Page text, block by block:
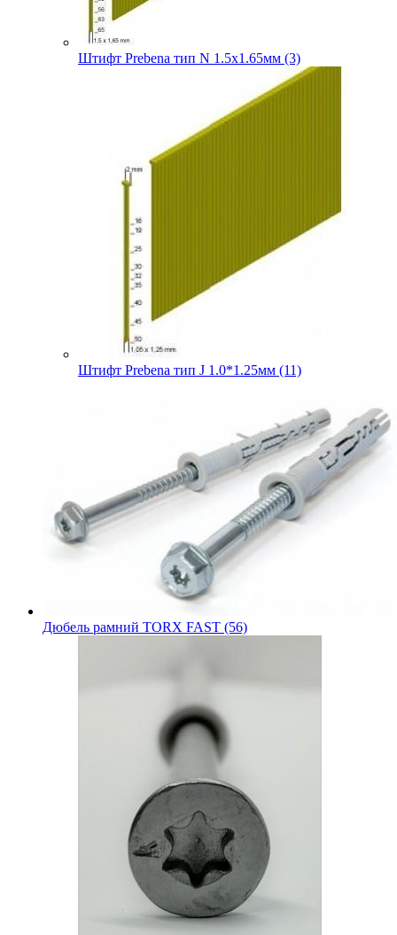
Штифт Prebena тип N 1.5х1.65мм (3)
Штифт Prebena тип J 1.0*1.25мм (11)
Дюбель рамний TORX FAST (56)